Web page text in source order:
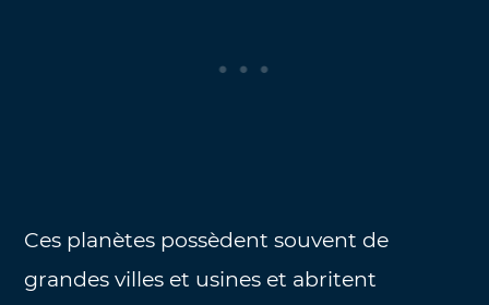
Ces planètes possèdent souvent de
grandes villes et usines et abritent